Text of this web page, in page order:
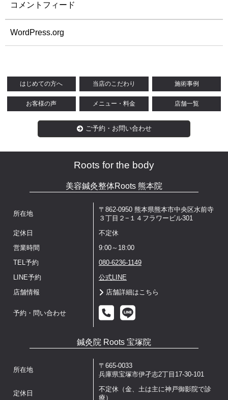
コメントフィード
WordPress.org
はじめての方へ 当店のこだわり 施術事例
お客様の声 メニュー・料金 店舗一覧
ご予約・お問い合わせ
Roots for the body
美容鍼灸整体Roots 熊本院
所在地
〒862-0950 熊本県熊本市中央区水前寺
３丁目２−１４フラワービル301
定休日 不定休
営業時間 9:00～18:00
TEL予約 080-6236-1149
LINE予約 公式LINE
店舗情報 店舗詳細はこちら
予約・問い合わせ
鍼灸院 Roots 宝塚院
所在地
〒665-0033
兵庫県宝塚市伊孑志2丁目17-30-101
定休日
不定休（金、土は主に神戸御影院で診
療）